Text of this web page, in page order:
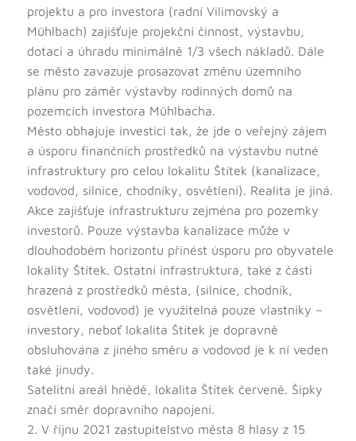
projektu a pro investora (radní Vilimovský a
Mühlbach) zajišťuje projekční činnost, výstavbu,
dotaci a úhradu minimálně 1/3 všech nákladů. Dále
se město zavazuje prosazovat změnu územního
plánu pro záměr výstavby rodinných domů na
pozemcích investora Mühlbacha.
Město obhajuje investici tak, že jde o veřejný zájem
a úsporu finančních prostředků na výstavbu nutné
infrastruktury pro celou lokalitu Štítek (kanalizace,
vodovod, silnice, chodníky, osvětlení). Realita je jiná.
Akce zajišťuje infrastrukturu zejména pro pozemky
investorů. Pouze výstavba kanalizace může v
dlouhodobém horizontu přinést úsporu pro obyvatele
lokality Štítek. Ostatní infrastruktura, také z části
hrazená z prostředků města, (silnice, chodník,
osvětlení, vodovod) je využitelná pouze vlastníky –
investory, neboť lokalita Štítek je dopravně
obsluhována z jiného směru a vodovod je k ní veden
také jinudy.
Satelitní areál hnědě, lokalita Štítek červeně. Šipky
značí směr dopravního napojení.
2. V říjnu 2021 zastupitelstvo města 8 hlasy z 15